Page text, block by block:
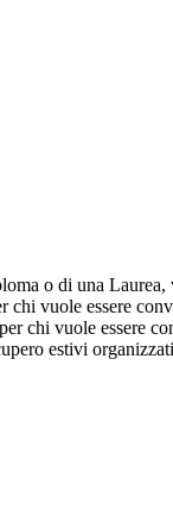
o di una
chi vuole essere
chi vuole essere
estivi